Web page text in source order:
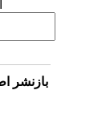
بازنشر